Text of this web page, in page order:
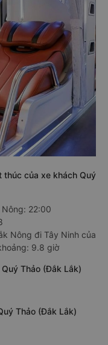
thúc của xe khách Quý
22:00
Nông đi Tây Ninh của
9.8 giờ
Thảo (Đắk Lắk)
Thảo (Đắk Lắk)